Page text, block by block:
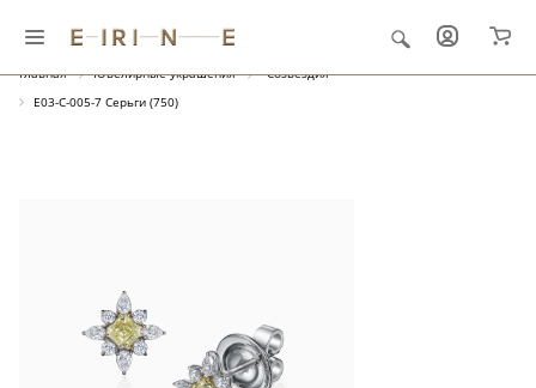
Главная Ювелирные украшения
"Созвездия"
E03-C-005-7 Серьги (750)